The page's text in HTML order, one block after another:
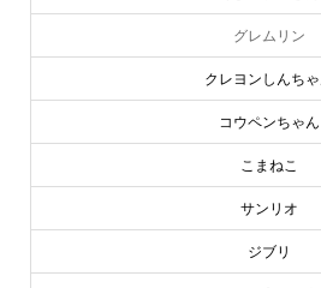
グレムリン
クレヨンしんち
コウペンちゃん
こまねこ
サンリオ
ジブリ